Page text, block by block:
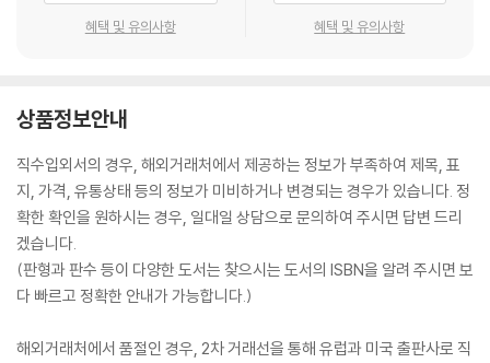
혜택 및 유의사항 혜택 및 유의사항
상품정보안내
직수입외서의 경우, 해외거래처에서 제공하는 정보가 부족하여 제목, 표
지, 가격, 유통상태 등의 정보가 미비하거나 변경되는 경우가 있습니다. 정
확한 확인을 원하시는 경우, 일대일 상담으로 문의하여 주시면 답변 드리
겠습니다.
(판형과 판수 등이 다양한 도서는 찾으시는 도서의 ISBN을 알려 주시면 보
다 빠르고 정확한 안내가 가능합니다.)
해외거래처에서 품절인 경우, 2차 거래선을 통해 유럽과 미국 출판사로 직